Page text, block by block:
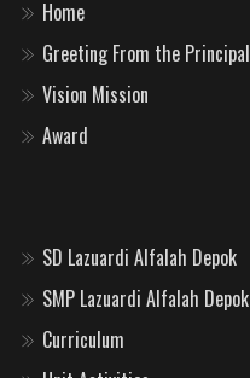
Home
Greeting From the Principal
Vision Mission
Award
SD Lazuardi Alfalah Depok
SMP Lazuardi Alfalah Depok
Curriculum